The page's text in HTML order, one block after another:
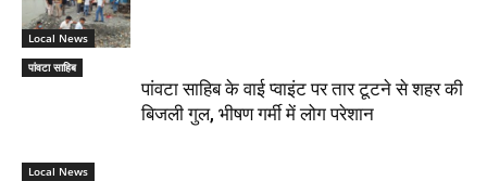
Local News
पांवटा साहिब
पांवटा साहिब के वाई प्वाइंट पर तार टूटने से शहर की
बिजली गुल, भीषण गर्मी में लोग परेशान
Local News